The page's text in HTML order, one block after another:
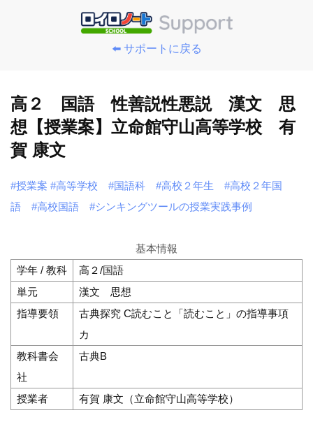
⬅️ サポートに戻る
高２ 国語 性善説性悪説 漢文 思
想【授業案】立命館守山高等学校 有
賀 康文
#授業案 #高等学校 #国語科 #高校２年生
#高校２年国
語
#高校国語 #シンキングツールの授業実践事例
基本情報
学年 / 教科
高２/国語
単元
漢文 思想
指導要領
古典探究 C読むこと「読むこと」の指導事項
カ
教科書会
社
古典B
授業者 有賀 康文（立命館守山高等学校）